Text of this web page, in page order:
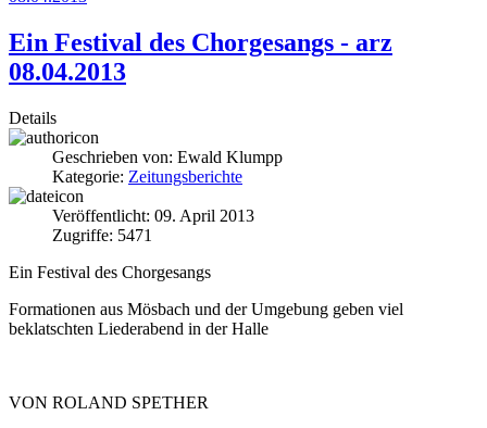
Ein Festival des Chorgesangs - arz
08.04.2013
Details
Geschrieben von: Ewald Klumpp
Kategorie: Zeitungsberichte
Veröffentlicht: 09. April 2013
Zugriffe: 5471
Ein Festival des Chorgesangs
Formationen aus Mösbach und der Umgebung geben viel
beklatschten Liederabend in der Halle
VON ROLAND SPETHER